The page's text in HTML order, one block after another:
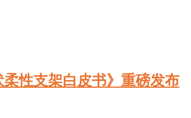
性支架白皮书》重磅发布